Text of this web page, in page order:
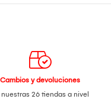
Cambios y devoluciones
nuestras 26 tiendas a nivel